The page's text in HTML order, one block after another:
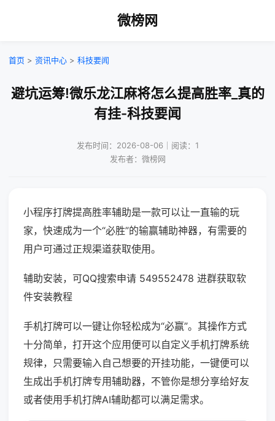
微榜网
首页 > 资讯中心 > 科技要闻
避坑运筹!微乐龙江麻将怎么提高胜率_真的
有挂-科技要闻
发布时间：2026-08-06｜阅读：1
发布者：微榜网
小程序打牌提高胜率辅助是一款可以让一直输的玩
家，快速成为一个“必胜”的输赢辅助神器，有需要的
用户可通过正规渠道获取使用。
辅助安装，可QQ搜索申请 549552478 进群获取软
件安装教程
手机打牌可以一键让你轻松成为“必赢”。其操作方式
十分简单，打开这个应用便可以自定义手机打牌系统
规律，只需要输入自己想要的开挂功能，一键便可以
生成出手机打牌专用辅助器，不管你是想分享给好友
或者使用手机打牌AI辅助都可以满足需求。